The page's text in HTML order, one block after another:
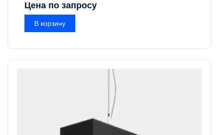
Цена по запросу
В корзину